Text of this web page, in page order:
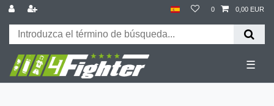
0 0,00 EUR
☰